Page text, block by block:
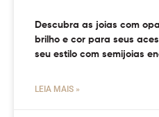
Descubra as joias com
brilho e cor para seus
seu estilo com semijoias
LEIA MAIS »